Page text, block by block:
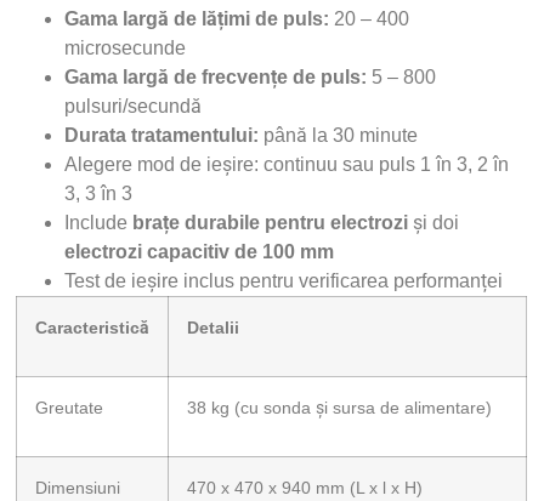
Gama largă de lățimi de puls: 20 – 400
microsecunde
Gama largă de frecvențe de puls: 5 – 800
pulsuri/secundă
Durata tratamentului: până la 30 minute
Alegere mod de ieșire: continuu sau puls 1 în 3, 2 în
3, 3 în 3
Include brațe durabile pentru electrozi și doi
electrozi capacitiv de 100 mm
Test de ieșire inclus pentru verificarea performanței
Caracteristică Detalii
Greutate 38 kg (cu sonda și sursa de alimentare)
Dimensiuni 470 x 470 x 940 mm (L x l x H)